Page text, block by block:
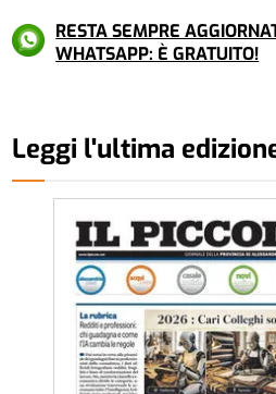
RESTA SEMPRE
WHATSAPP: È GRATUITO!
Leggi l'ultima